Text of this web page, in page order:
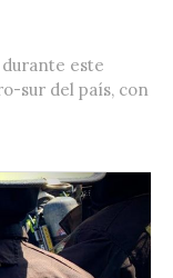
este
sur del país, con